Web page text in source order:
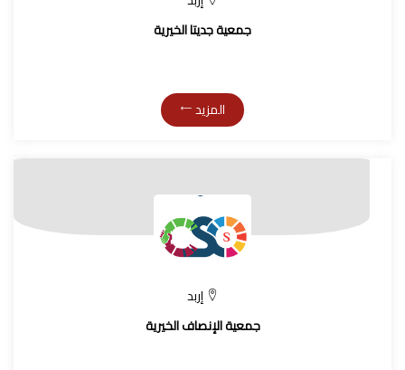
جمعية جديتا الخيرية
المزيد
إربد
جمعية الإنصاف الخيرية